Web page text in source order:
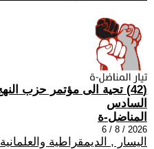
(42) تحية الى مؤتمر حزب
السادس
المناضل-ة
2026 / 8 / 6
اليسار , الديمقراطية